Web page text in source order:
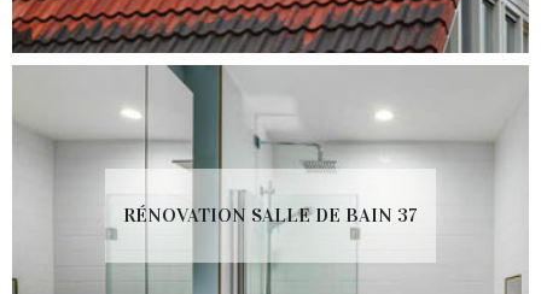
RÉNOVATION SALLE DE BAIN 37